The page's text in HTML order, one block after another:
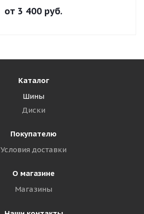
от 3 400руб.
Каталог
Шины
Диски
Покупателю
Условия доставки
О магазине
Магазины